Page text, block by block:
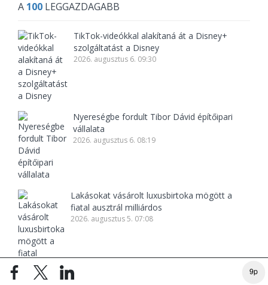
9p
A 100 LEGGAZDAGABB
TikTok-videókkal alakítaná át a Disney+
szolgáltatást a Disney
2026. augusztus 6. 09:30
Nyereségbe fordult Tibor Dávid építőipari
vállalata
2026. augusztus 6. 08:19
Lakásokat vásárolt luxusbirtoka mögött a
fiatal ausztrál milliárdos
2026. augusztus 5. 07:08